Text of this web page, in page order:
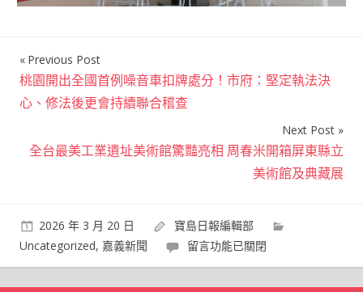
文
章
覽
Previous Post
桃園開出全國首例噪音車扣牌處分！市府：堅定執法決
心、修法後更會持續聯合稽查
Next Post
全台最美工業遺址美術館驚豔亮相 周春米開箱屏東縣立
美術館及典藏展
2026 年 3 月 20 日
寶島日報編輯部
Uncategorized, 嘉義新聞
在
〈緣
留言功能已關閉